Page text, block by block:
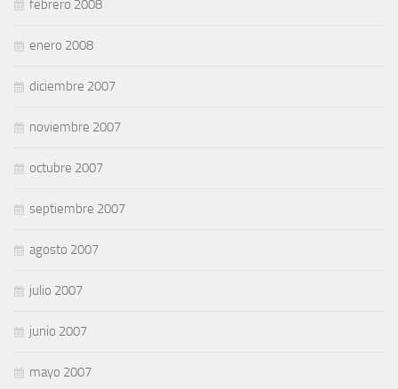
febrero 2008
enero 2008
diciembre 2007
noviembre 2007
octubre 2007
septiembre 2007
agosto 2007
julio 2007
junio 2007
mayo 2007